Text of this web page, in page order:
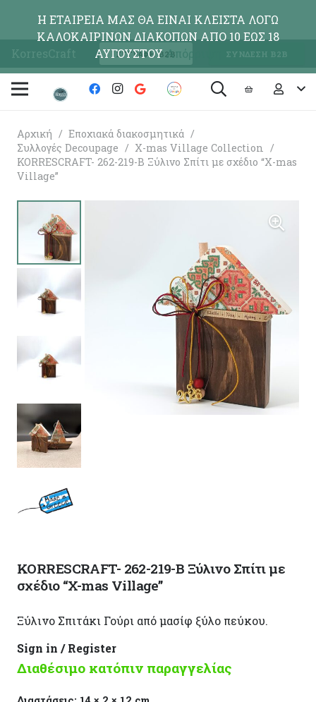
KorresCraft ΕΓΓΡΑΦΗ Β2Β ΣΥΝΔΕΣΗ Β2Β
Αρχική / Εποχιακά διακοσμητικά /
Συλλογές Decoupage / X-mas Village Collection /
KORRESCRAFT- 262-219-B Ξύλινο Σπίτι με σχέδιο “X-mas
Village”
KORRESCRAFT- 262-219-B Ξύλινο Σπίτι με
σχέδιο “X-mas Village”
Ξύλινο Σπιτάκι Γούρι από μασίφ ξύλο πεύκου.
Sign in / Register
Διαθέσιμο κατόπιν παραγγελίας
Η ΕΤΑΙΡΕΙΑ ΜΑΣ ΘΑ ΕΙΝΑΙ ΚΛΕΙΣΤΑ ΛΟΓΩ
ΚΑΛΟΚΑΙΡΙΝΩΝ ΔΙΑΚΟΠΩΝ ΑΠΟ 10 ΕΩΣ 18
ΑΥΓΟΥΣΤΟΥΑπόρριψη